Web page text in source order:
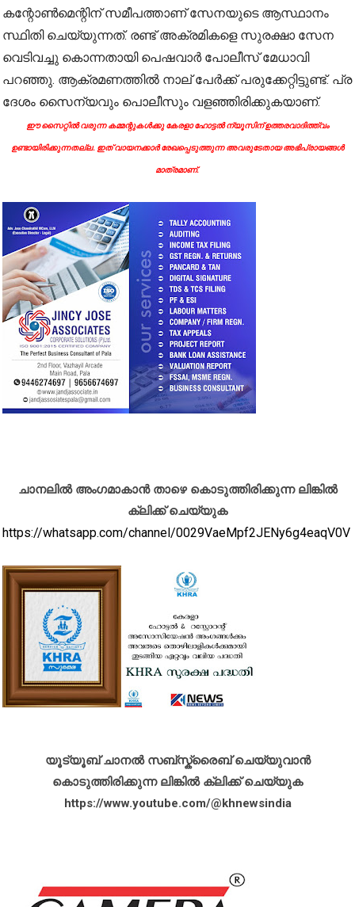
കന്റോൺമെന്റിന് സമീപത്താണ് സേനയുടെ ആസ്ഥാനം
സ്ഥിതി ചെയ്യുന്നത്. രണ്ട് അക്രമികളെ സുരക്ഷാ സേന
വെടിവച്ചു കൊന്നതായി പെഷവാർ പോലീസ് മേധാവി
പറഞ്ഞു. ആക്രമണത്തിൽ നാല് പേർ‌ക്ക് പരുക്കേറ്റിട്ടുണ്ട്. പ്ര​
ദേശം സൈന്യവും പൊലീസും വളഞ്ഞിരിക്കുകയാണ്.
ഈ സൈറ്റിൽ വരുന്ന കമ്മന്റുകൾക്കു കേരളാ ഹോട്ടൽ ന്യൂസിന് ഉത്തരവാദിത്ത്വം
ഉണ്ടായിരിക്കുന്നതല്ല. ഇത് വായനക്കാർ രേഖപ്പെടുത്തുന്ന അവരുടേതായ അഭിപ്രായങ്ങൾ
മാത്രമാണ്.
ചാനലിൽ അംഗമാകാൻ താഴെ കൊടുത്തിരിക്കുന്ന ലിങ്കിൽ
ക്ലിക്ക് ചെയ്യുക
https://whatsapp.com/channel/0029VaeMpf2JENy6g4eaqV0V
യൂട്യൂബ് ചാനൽ സബ്സ്ക്രൈബ് ചെയ്യുവാൻ
കൊടുത്തിരിക്കുന്ന ലിങ്കിൽ ക്ലിക്ക് ചെയ്യുക
https://www.youtube.com/@khnewsindia